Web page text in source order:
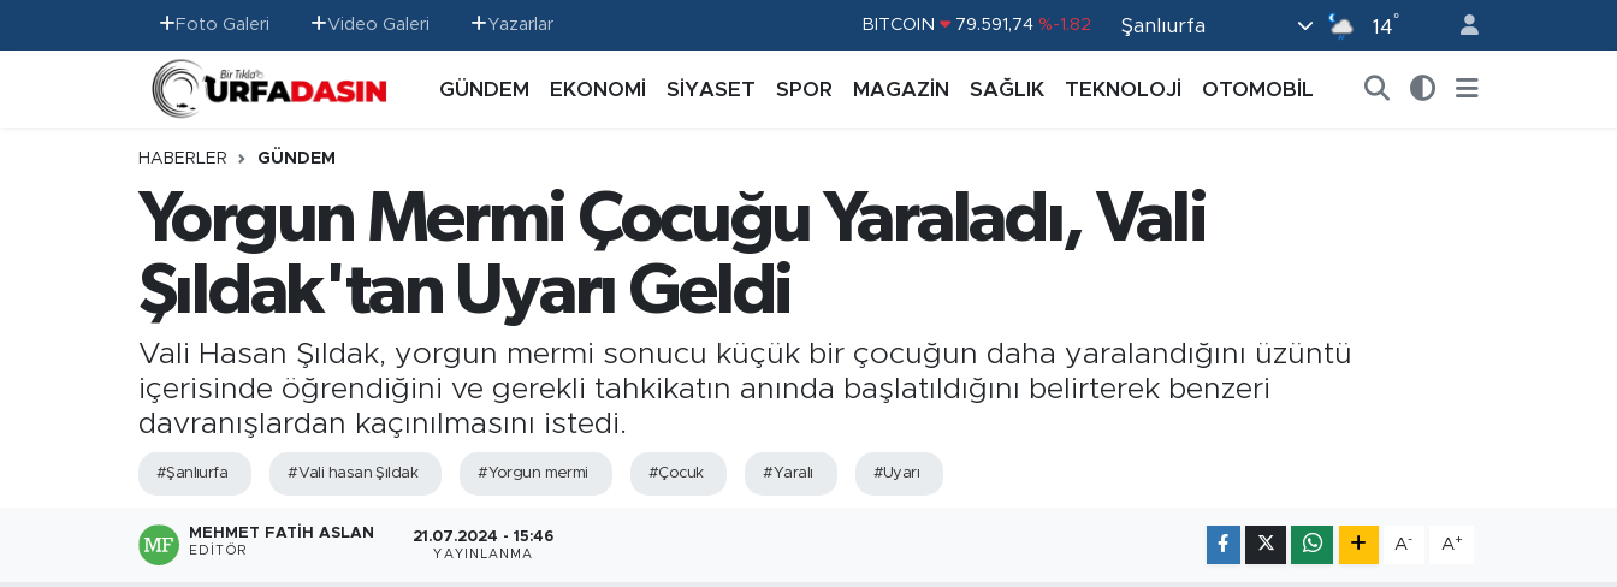
Foto Galeri Video Galeri Yazarlar BITCOIN 79.591,74 %-1.82
G.ALTIN
BİST100 14.598,00 %0
Şanlıurfa 14°
GÜNDEM EKONOMİ SİYASET SPOR MAGAZİN SAĞLIK TEKNOLOJİ OTOMOBİL
HABERLER GÜNDEM
Yorgun Mermi Çocuğu Yaraladı, Vali
Şıldak'tan Uyarı Geldi
Vali Hasan Şıldak, yorgun mermi sonucu küçük bir çocuğun daha yaralandığını üzüntü
içerisinde öğrendiğini ve gerekli tahkikatın anında başlatıldığını belirterek benzeri
davranışlardan kaçınılmasını istedi.
#Şanlıurfa #Vali hasan Şıldak #Yorgun mermi #Çocuk #Yaralı #Uyarı
MEHMET FATIH ASLAN
EDITÖR
21.07.2024 - 15:46
YAYINLANMA
A- A+
GÜNDEM
EKONOMİ
SİYASET
SAĞLIK
OTOMOBİL
Gizlilik ve Güvenlik Politikası
Nöbetçi Eczaneler
Hava Durumu
Namaz Vakitleri
Trafik Durumu
Tüm Manşetler
Haber Arşivi